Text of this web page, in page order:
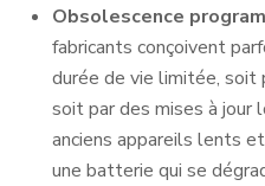
Obsolescence
fabricants conçoivent
durée de vie limitée, soit
soit par des mises à jour
anciens appareils lents
une batterie qui se